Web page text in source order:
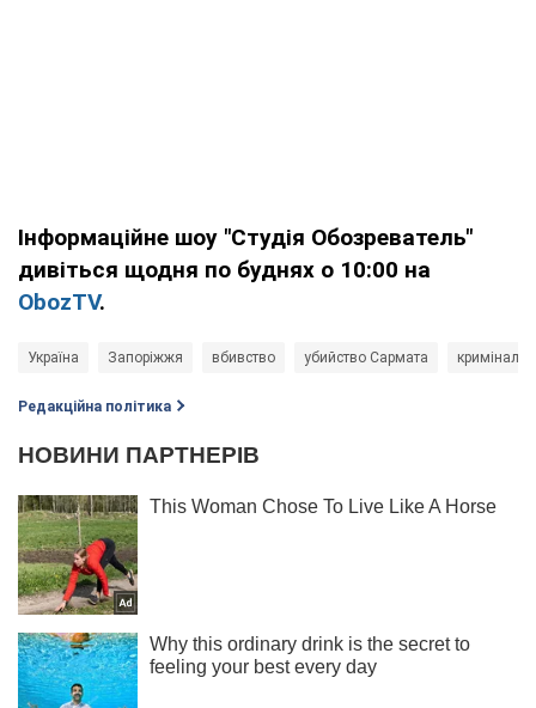
Інформаційне шоу "Студія Обозреватель"
дивіться щодня по буднях о 10:00 на
ObozTV.
Україна Запоріжжя вбивство убийство Сармата кримінал
Редакційна політика